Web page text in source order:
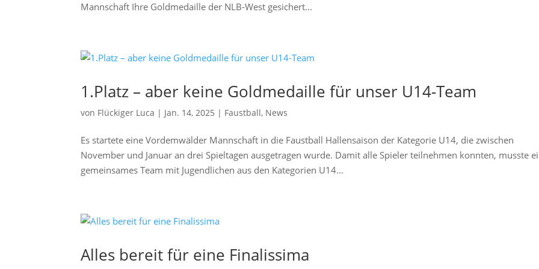
Mannschaft Ihre Goldmedaille der NLB-West gesichert...
1.Platz – aber keine Goldmedaille für unser U14-Team
von Flückiger Luca | Jan. 14, 2025 | Faustball, News
Es startete eine Vordemwälder Mannschaft in die Faustball Hallensaison der Kategorie U14, die zwischen
November und Januar an drei Spieltagen ausgetragen wurde. Damit alle Spieler teilnehmen konnten, musste
gemeinsames Team mit Jugendlichen aus den Kategorien U14...
Alles bereit für eine Finalissima